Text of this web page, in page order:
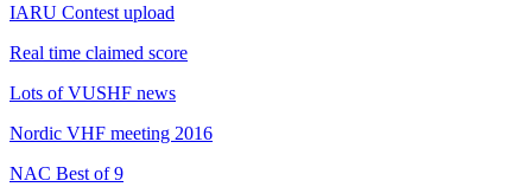
IARU Contest upload
Real time claimed score
Lots of VUSHF news
Nordic VHF meeting 2016
NAC Best of 9